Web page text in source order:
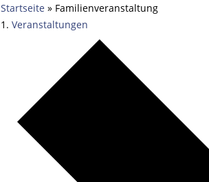
Startseite » Familienveranstaltung
Veranstaltungen